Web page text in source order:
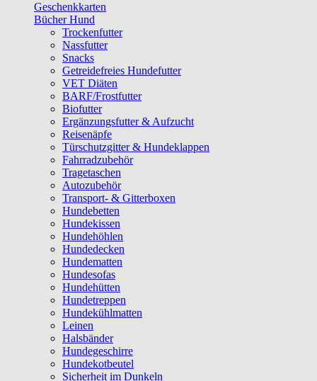
Geschenkkarten
Bücher Hund
Trockenfutter
Nassfutter
Snacks
Getreidefreies Hundefutter
VET Diäten
BARF/Frostfutter
Biofutter
Ergänzungsfutter & Aufzucht
Reisenäpfe
Türschutzgitter & Hundeklappen
Fahrradzubehör
Tragetaschen
Autozubehör
Transport- & Gitterboxen
Hundebetten
Hundekissen
Hundehöhlen
Hundedecken
Hundematten
Hundesofas
Hundehütten
Hundetreppen
Hundekühlmatten
Leinen
Halsbänder
Hundegeschirre
Hundekotbeutel
Sicherheit im Dunkeln